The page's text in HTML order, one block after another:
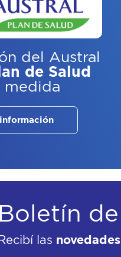
del Austral
de Salud
medida
información
Boletín de
Recibí las novedades